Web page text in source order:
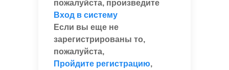
пожалуйста, произведите
Вход в систему
Если вы еще не
зарегистрированы то,
пожалуйста,
Пройдите регистрацию,